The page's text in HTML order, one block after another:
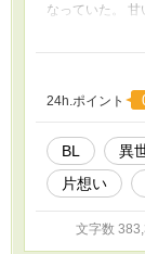
なっていた。 甘
甘いものが嫌
《人物紹介》
も好き。一人
れるお菓子はク
くわね。男はや
性が苦手になっ
豹の獣人。甘い
黒い毛並みに見
爪と牙が鋭い
ております。 ※
24h.ポイント
BL 異
片想い
文字数